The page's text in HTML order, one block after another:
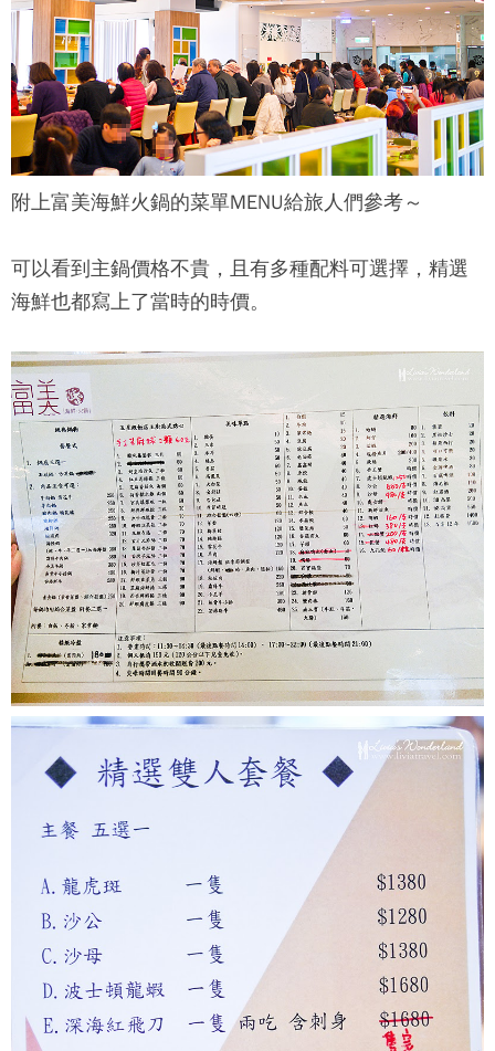
附上富美海鮮火鍋的菜單MENU給旅人們參考～
可以看到主鍋價格不貴，且有多種配料可選擇，精選
海鮮也都寫上了當時的時價。